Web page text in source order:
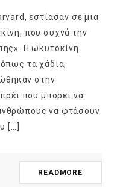
εστίασαν σε μια
που συχνά την
Η ωκυτοκίνη
τα χάδια,
στην
που μπορεί να
να φτάσουν
[…]
READMORE